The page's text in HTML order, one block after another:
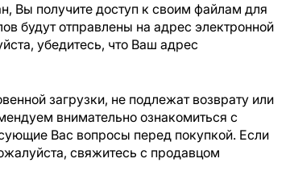
Вы получите доступ к своим файлам для
будут отправлены на адрес электронной
убедитесь, что Ваш адрес
загрузки, не подлежат возврату или
внимательно ознакомиться с
Вас вопросы перед покупкой. Если
свяжитесь с продавцом